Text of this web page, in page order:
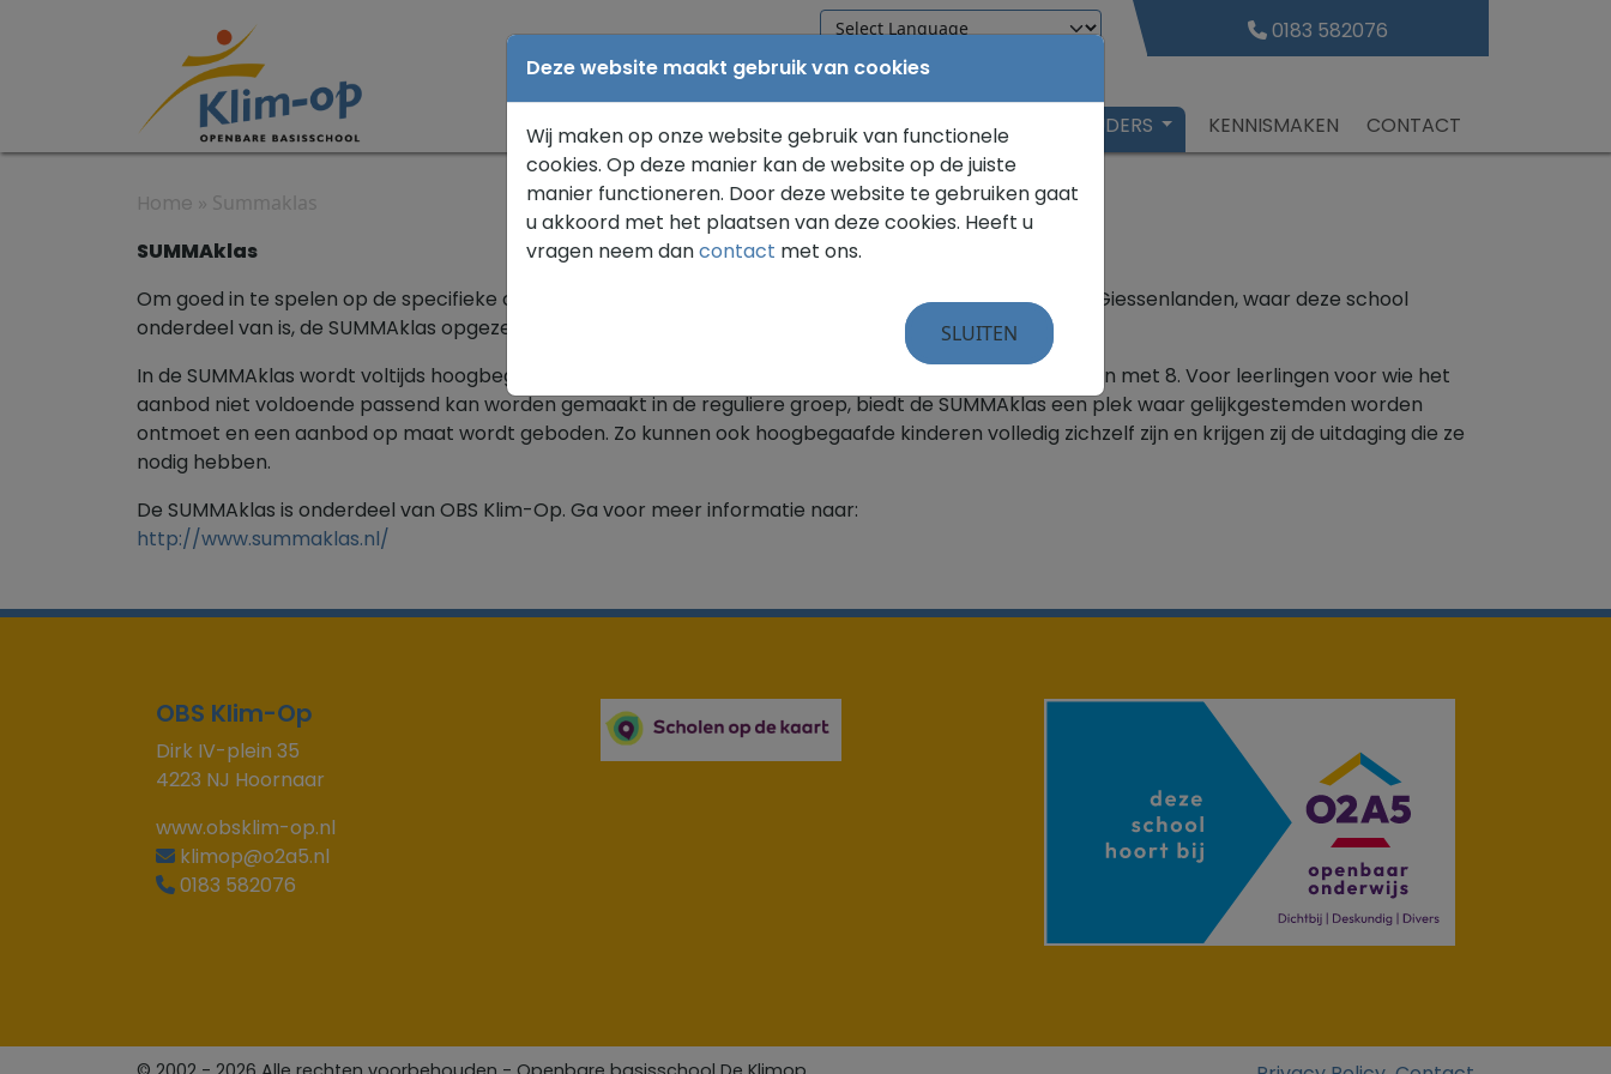
0183 582076
WELKOM ONZE SCHOOL VOOR OUDERS KENNISMAKEN CONTACT
Home » Summaklas
SUMMAklas
Om goed in te spelen op de specifieke onderwijsbehoefte van hoogbegaafde kinderen is voor Cluster Giessenlanden, waar deze school
onderdeel van is, de SUMMAklas opgezet.
In de SUMMAklas wordt voltijds hoogbegaafdenonderwijs geboden aan leerlingen in de groepen 4 tot en met 8. Voor leerlingen voor wie het
aanbod niet voldoende passend kan worden gemaakt in de reguliere groep, biedt de SUMMAklas een plek waar gelijkgestemden worden
ontmoet en een aanbod op maat wordt geboden. Zo kunnen ook hoogbegaafde kinderen volledig zichzelf zijn en krijgen zij de uitdaging die ze
nodig hebben.
De SUMMAklas is onderdeel van OBS Klim-Op. Ga voor meer informatie naar:
http://www.summaklas.nl/
OBS Klim-Op
Dirk IV-plein 35
4223 NJ Hoornaar
www.obsklim-op.nl
klimop@o2a5.nl
0183 582076
Deze website maakt gebruik van cookies
Wij maken op onze website gebruik van functionele
cookies. Op deze manier kan de website op de juiste
manier functioneren. Door deze website te gebruiken gaat
u akkoord met het plaatsen van deze cookies. Heeft u
vragen neem dancontact met ons.
SLUITEN